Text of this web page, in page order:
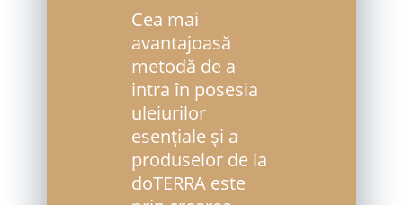
Cea mai
avantajoasă
metodă de a
intra în posesia
uleiurilor
esenţiale şi a
produselor de la
doTERRA este